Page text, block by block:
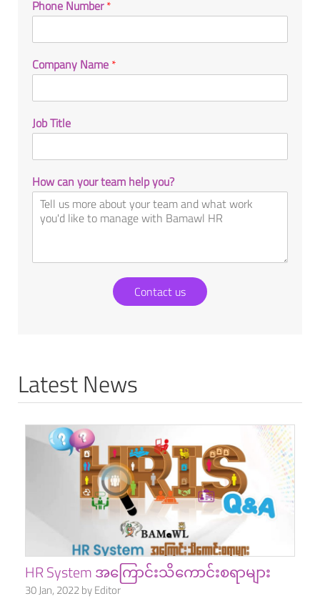
Phone Number*
Company Name *
Job Title
How can your team help you?
Contact us
Latest News
HR System အကြောင်းသိကောင်းစရာများ
30 Jan, 2022 by Editor